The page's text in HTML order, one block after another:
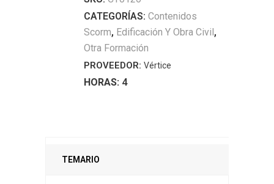
CATEGORÍAS: Contenidos
Scorm, Edificación Y Obra Civil,
Otra Formación
PROVEEDOR: Vértice
HORAS: 4
TEMARIO